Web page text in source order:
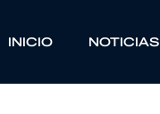
INICIO NOTICIAS